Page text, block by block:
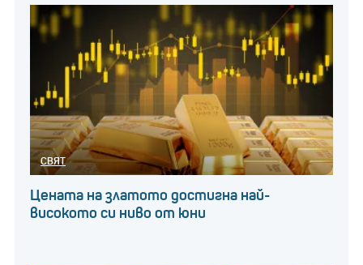
СВЯТ
Цената на златото достигна най-
високото си ниво от юни